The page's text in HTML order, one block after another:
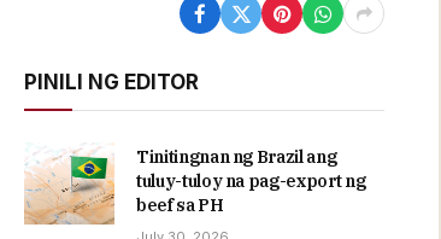
PINILI NG EDITOR
Tinitingnan ng Brazil ang
tuluy-tuloy na pag-export ng
beef sa PH